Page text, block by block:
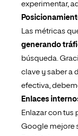
experimentar,
Las métricas
generando
búsqueda.
clave y saber a
efectiva,
Enlaces
Enlazar con
Google mejore